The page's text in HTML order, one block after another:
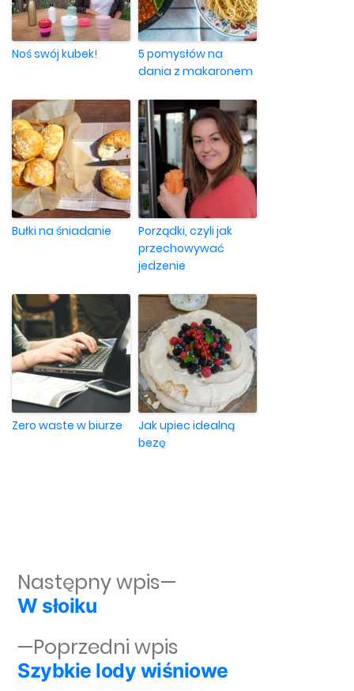
Noś swój kubek!
5 pomysłów na
dania z makaronem
Bułki na śniadanie
Porządki, czyli jak
przechowywać
jedzenie
Zero waste w biurze
Jak upiec idealną
bezę
Nawigacja wpisu
Poprzedni wpis
Szybkie lody wiśniowe
Następny wpis
W słoiku